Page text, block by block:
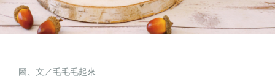
圖、文／毛毛毛起來